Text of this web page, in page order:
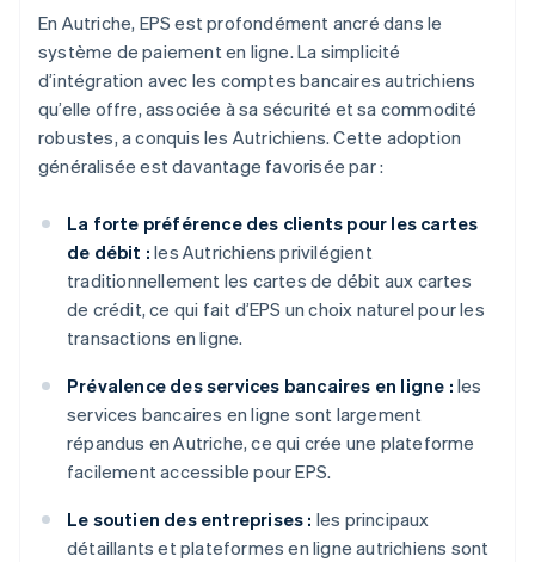
En Autriche, EPS est profondément ancré dans le
système de paiement en ligne. La simplicité
d’intégration avec les comptes bancaires autrichiens
qu’elle offre, associée à sa sécurité et sa commodité
robustes, a conquis les Autrichiens. Cette adoption
généralisée est davantage favorisée par :
La forte préférence des clients pour les cartes
de débit : les Autrichiens privilégient
traditionnellement les cartes de débit aux cartes
de crédit, ce qui fait d’EPS un choix naturel pour les
transactions en ligne.
Prévalence des services bancaires en ligne : les
services bancaires en ligne sont largement
répandus en Autriche, ce qui crée une plateforme
facilement accessible pour EPS.
Le soutien des entreprises : les principaux
détaillants et plateformes en ligne autrichiens sont